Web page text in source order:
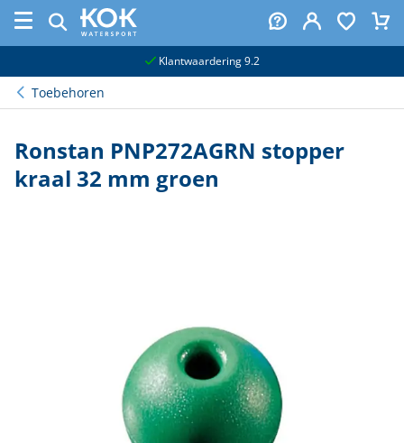
Klantwaardering 9.2
Toebehoren
Ronstan PNP272AGRN stopper
kraal 32 mm groen